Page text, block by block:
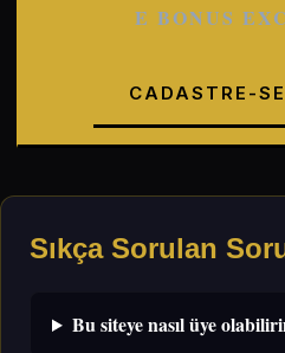
E BONUS
CADASTRE-
Sıkça Sorulan
Bu siteye nasıl üye